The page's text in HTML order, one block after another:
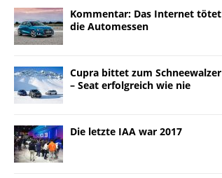
Kommentar: Das Internet tötet
die Automessen
Cupra bittet zum Schneewalzer
– Seat erfolgreich wie nie
Die letzte IAA war 2017